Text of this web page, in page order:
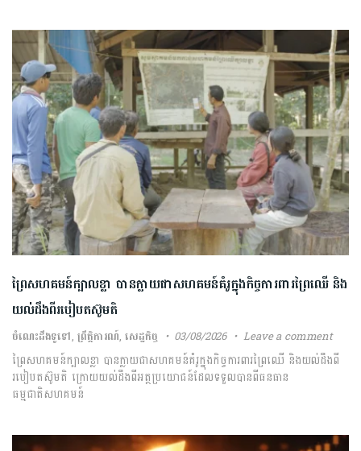
ព្រៃសហគមន៍ក្បាលខ្លា បានក្លាយជាសហគមន៍គំរូក្នុងកិច្ចការពារព្រៃឈើ និង
យល់ដឹងពីរបៀបតស៊ូមតិ
ចំណេះដឹងទូទៅ, ព្រឹត្តិការណ៍,សេដ្ឋកិច្ច 03/08/2026 Leave a comment
ព្រៃសហគមន៍ក្បាលខ្លា បានក្លាយជាសហគមន៍គំរូក្នុងកិច្ចការពារព្រៃឈើ និងយល់ដឹងពី
របៀបតស៊ូមតិ ក្រោយយល់ដឹងពីអត្ថប្រយោជន៍ដែលទទួលបានពីធនធាន
ធម្មជាតិសហគមន៍